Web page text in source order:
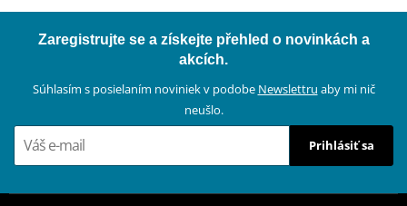
Kompletní sada standardních třecích i ocelových unášecích lamel
pro offroad (motocross, enduro a ATV), včetně zesílených
Zaregistrujte se a získejte přehled o novinkách a
akcích.
Súhlasím s posielaním noviniek v podobe Newslettru aby mi nič
neušlo.
Prihlásiť sa